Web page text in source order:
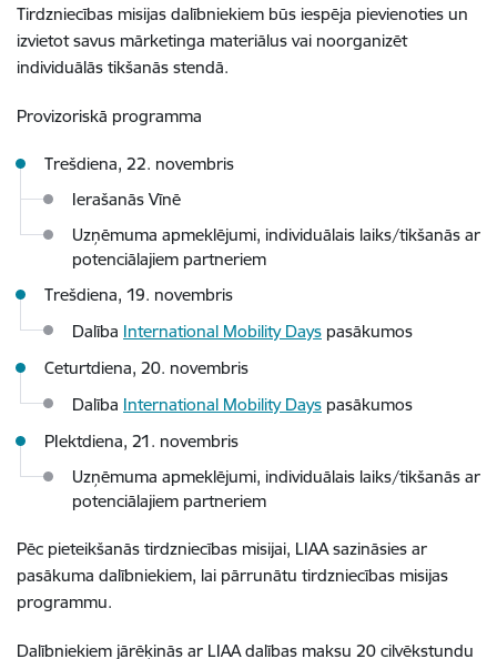
Tirdzniecības misijas dalībniekiem būs iespēja pievienoties un
izvietot savus mārketinga materiālus vai noorganizēt
individuālās tikšanās stendā.
Provizoriskā programma
Trešdiena, 22. novembris
Ierašanās Vīnē
Uzņēmuma apmeklējumi, individuālais laiks/tikšanās ar
potenciālajiem partneriem
Trešdiena, 19. novembris
Dalība International Mobility Days pasākumos
Ceturtdiena, 20. novembris
Dalība International Mobility Days pasākumos
PIektdiena, 21. novembris
Uzņēmuma apmeklējumi, individuālais laiks/tikšanās ar
potenciālajiem partneriem
Pēc pieteikšanās tirdzniecības misijai, LIAA sazināsies ar
pasākuma dalībniekiem, lai pārrunātu tirdzniecības misijas
programmu.
Dalībniekiem jārēķinās ar LIAA dalības maksu 20 cilvēkstundu